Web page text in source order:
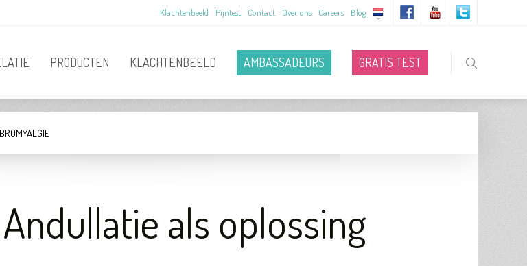
Klachtenbeeld Pijntest Contact Over ons Careers Blog
PRODUCTEN KLACHTENBEELD AMBASSADEURS GRATIS TEST
als oplossing